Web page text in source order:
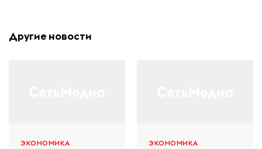
Другие новости
ЭКОНОМИКА ЭКОНОМИКА